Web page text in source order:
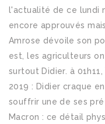
l'actualité de ce lundi
encore approuvés
Amrose dévoile son
est, les agriculteurs
surtout Didier. à 01h11,
2019 : Didier craque
souffrir une de ses
Macron : ce détail